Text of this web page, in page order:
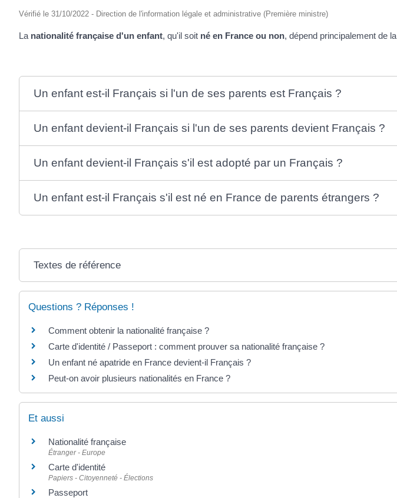
Vérifié le 31/10/2022 - Direction de l'information légale et administrative (Première ministre)
La nationalité française d'un enfant, qu'il soit né en France ou non, dépend principalement de la
Un enfant est-il Français si l'un de ses parents est Français ?
Un enfant devient-il Français si l'un de ses parents devient Français ?
Un enfant devient-il Français s'il est adopté par un Français ?
Un enfant est-il Français s'il est né en France de parents étrangers ?
Textes de référence
Questions ? Réponses !
Comment obtenir la nationalité française ?
Carte d'identité / Passeport : comment prouver sa nationalité française ?
Un enfant né apatride en France devient-il Français ?
Peut-on avoir plusieurs nationalités en France ?
Et aussi
Nationalité française
Étranger - Europe
Carte d'identité
Papiers - Citoyenneté - Élections
Passeport